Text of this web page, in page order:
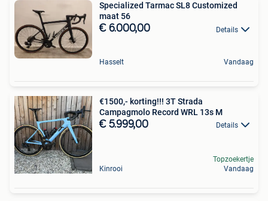
Specialized Tarmac SL8 Customized
maat 56
€ 6.000,00 Details
Hasselt Vandaag
€1500,- korting!!! 3T Strada
Campagmolo Record WRL 13s M
€ 5.999,00 Details
Kinrooi
Topzoekertje
Vandaag